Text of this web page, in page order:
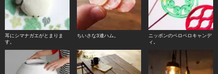
耳にシマナガエがとまりま
す。
ちいさな3連ハム。
ニッポンのペロペロキャンデ
ィ。